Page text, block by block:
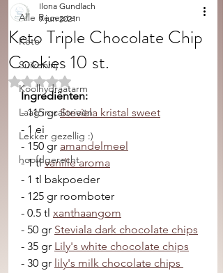
Alle Recepten
Keto
Suikervrij
Koolhydraatarm
Laag in calorieën
Lekker gezellig :)
hoofdgerecht
Keto Triple Chocolate Chip
Cookies 10 st.
Ilona Gundlach
9 jun 2021
Beoordeeld met NaN uit 5 sterren.
Ingrediënten:
- 115 gr Steviala kristal sweet
- 1 ei
- 150 gr amandelmeel
- 1 tl vanille aroma
- 1 tl bakpoeder
- 125 gr roomboter
- 0.5 tl xanthaangom
- 50 gr Steviala dark chocolate chips
- 35 gr Lily's white chocolate chips
- 30 gr lily's milk chocolate chips